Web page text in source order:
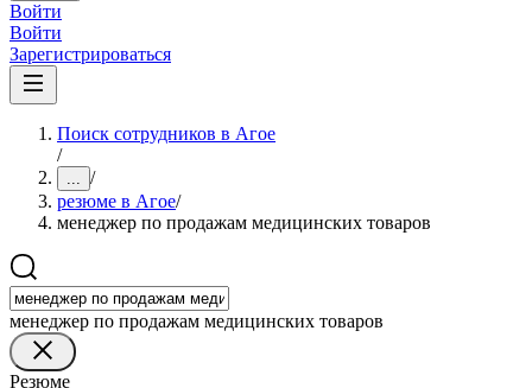
Войти
Войти
Зарегистрироваться
Поиск сотрудников в Агое
/
... /
резюме в Агое/
менеджер по продажам медицинских товаров
менеджер по продажам медицинских товаров
Резюме